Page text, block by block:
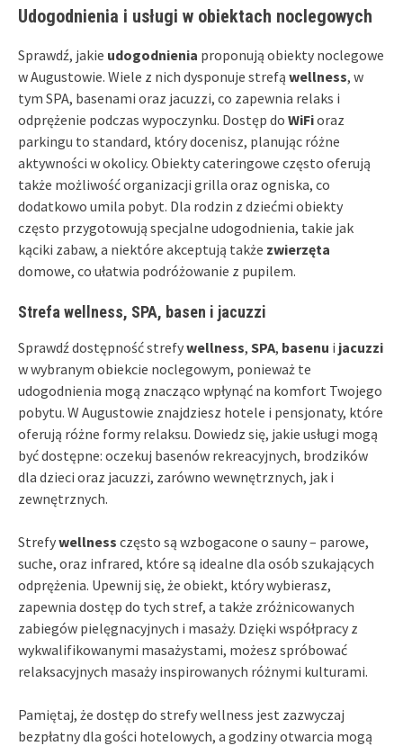
Udogodnienia i usługi w obiektach noclegowych
Sprawdź, jakie udogodnienia proponują obiekty noclegowe
w Augustowie. Wiele z nich dysponuje strefą wellness, w
tym SPA, basenami oraz jacuzzi, co zapewnia relaks i
odprężenie podczas wypoczynku. Dostęp do WiFioraz
parkingu to standard, który docenisz, planując różne
aktywności w okolicy. Obiekty cateringowe często oferują
także możliwość organizacji grilla oraz ogniska, co
dodatkowo umila pobyt. Dla rodzin z dziećmi obiekty
często przygotowują specjalne udogodnienia, takie jak
kąciki zabaw, a niektóre akceptują także zwierzęta
domowe, co ułatwia podróżowanie z pupilem.
Strefa wellness, SPA, basen i jacuzzi
Sprawdź dostępność strefywellness, SPA, basenu i jacuzzi
w wybranym obiekcie noclegowym, ponieważ te
udogodnienia mogą znacząco wpłynąć na komfort Twojego
pobytu. W Augustowie znajdziesz hotele i pensjonaty, które
oferują różne formy relaksu. Dowiedz się, jakie usługi mogą
być dostępne: oczekuj basenów rekreacyjnych, brodzików
dla dzieci oraz jacuzzi, zarówno wewnętrznych, jak i
zewnętrznych.
Strefywellness często są wzbogacone o sauny – parowe,
suche, oraz infrared, które są idealne dla osób szukających
odprężenia. Upewnij się, że obiekt, który wybierasz,
zapewnia dostęp do tych stref, a także zróżnicowanych
zabiegów pielęgnacyjnych i masaży. Dzięki współpracy z
wykwalifikowanymi masażystami, możesz spróbować
relaksacyjnych masaży inspirowanych różnymi kulturami.
Pamiętaj, że dostęp do strefy wellness jest zazwyczaj
bezpłatny dla gości hotelowych, a godziny otwarcia mogą